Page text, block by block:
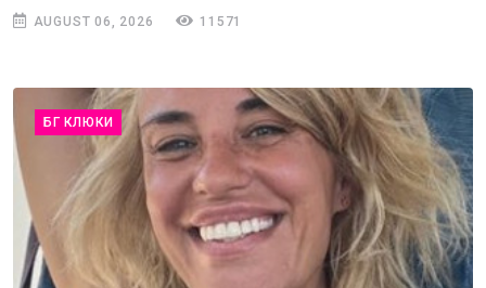
AUGUST 06, 2026 11571
БГ КЛЮКИ